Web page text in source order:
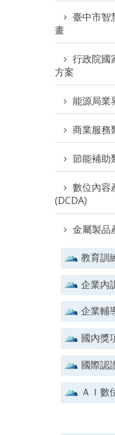
臺中市智
畫
行政院國
方案
能源局業
商業服務
節能補助
數位內容
(DCDA)
金屬製品
教育訓
企業內
企業輔
國內獎
國際認
ＡＩ數